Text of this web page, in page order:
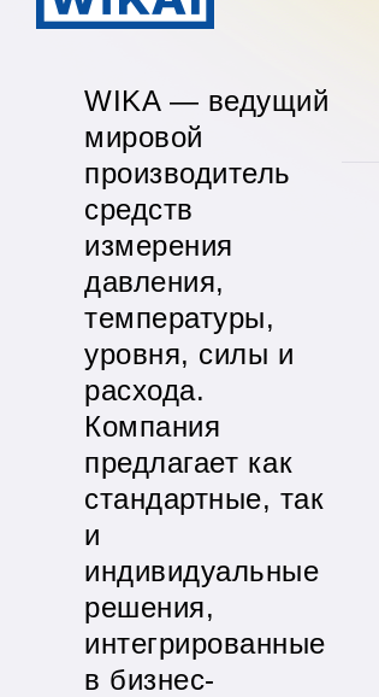
WIKA — ведущий
мировой
производитель
средств
измерения
давления,
температуры,
уровня, силы и
расхода.
Компания
предлагает как
стандартные, так
и
индивидуальные
решения,
интегрированные
в бизнес-